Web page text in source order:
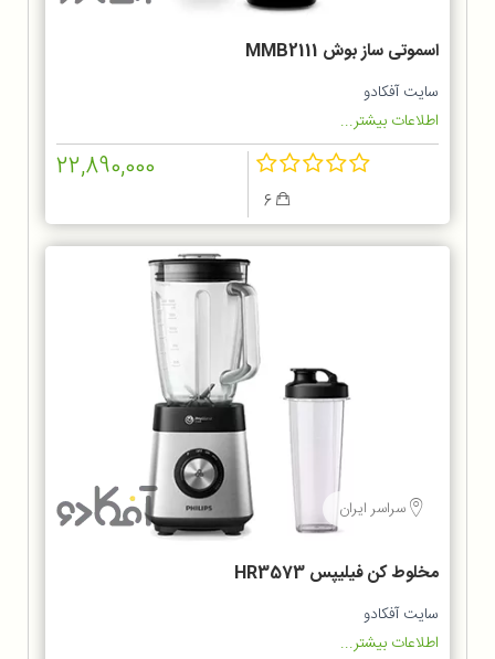
اسموتی ساز بوش MMB2111
سایت آفکادو
اطلاعات بیشتر...
22,890,000
سراسر ایران
مخلوط کن فيليپس HR3573
سایت آفکادو
اطلاعات بیشتر...